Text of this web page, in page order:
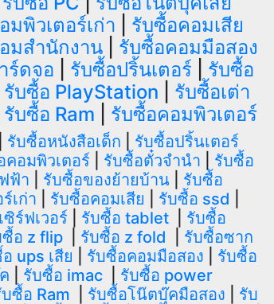
มพิวเตอร์เก่า
รับซื้อคอมเสีย
มสำนักงาน
รับซื้อคอมมือสอง
ร์ดจอ รับซื้อปริ้นเตอร์
รับซื้อ
รับซื้อ PlayStation
รับซื้อเต่า
รับซื้อ Ram รับซื้อคอมพิวเตอร์
รับซื้อหนังสือเด็ก
รับซื้อปริ้นเตอร์
คอมพิวเตอร์ รับซื้อตั๋วจำนำ
รับซื้อ
ฟ้า
รับซื้อของย้ายบ้าน
รับซื้อ
เก่า
รับซื้อคอมเสีย รับซื้อ ssd
ร์ฟเวอร์
รับซื้อ tablet
รับซื้อ
อ z flip รับซื้อ z fold
รับซื้อซาก
ups เสีย รับซื้อคอมมือสอง
รับซื้อ
รับซื้อ imac
รับซื้อ power
ซื้อ Ram รับซื้อโน๊ตบุ๊คมือสอง รับ